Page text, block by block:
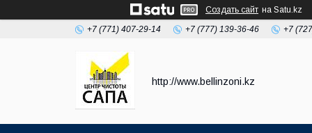
Создать сайт на Satu.kz
+7 (771) 407-29-14 +7 (777) 139-36-46 +7
http://www.bellinzoni.kz